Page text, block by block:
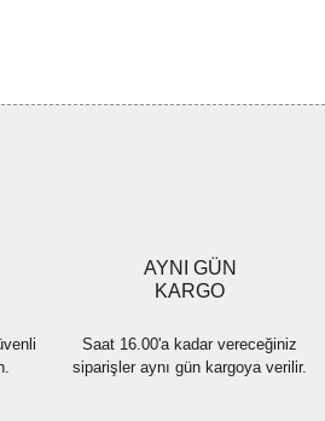
daha pahalı.
olmalı.
AYNI GÜN
KARGO
Saat 16.00'a kadar vereceğiniz
siparişler aynı gün kargoya verilir.